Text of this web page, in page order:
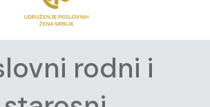
rodni i